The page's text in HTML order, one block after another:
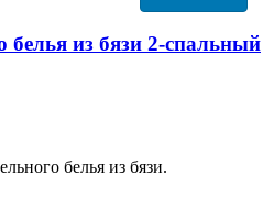
белья из бязи 2-спальный
белья из бязи.